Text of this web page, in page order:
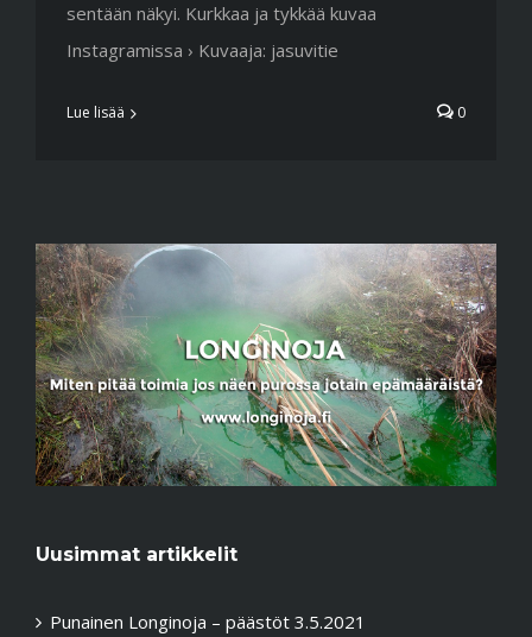
sentään näkyi. Kurkkaa ja tykkää kuvaa
Instagramissa › Kuvaaja: jasuvitie
Lue lisää 0
Uusimmat artikkelit
Punainen Longinoja – päästöt 3.5.2021